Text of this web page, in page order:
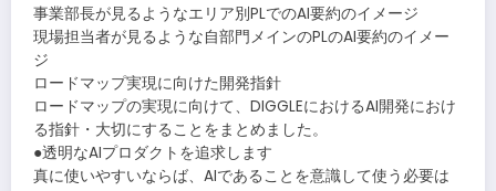
事業部長が見るようなエリア別PLでのAI要約のイメージ
現場担当者が見るような自部門メインのPLのAI要約のイメー
ジ
ロードマップ実現に向けた開発指針
ロードマップの実現に向けて、DIGGLEにおけるAI開発におけ
る指針・大切にすることをまとめました。
●透明なAIプロダクトを追求します
真に使いやすいならば、AIであることを意識して使う必要は